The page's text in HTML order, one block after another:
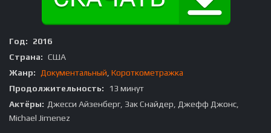
Год:
2016
Страна: США
Жанр:
Документальный Короткометражка
Продолжительность:
13 минут
Актёры: Джесси Айзенберг, Зак Снайдер, Джефф Джонс,
Michael Jimenez